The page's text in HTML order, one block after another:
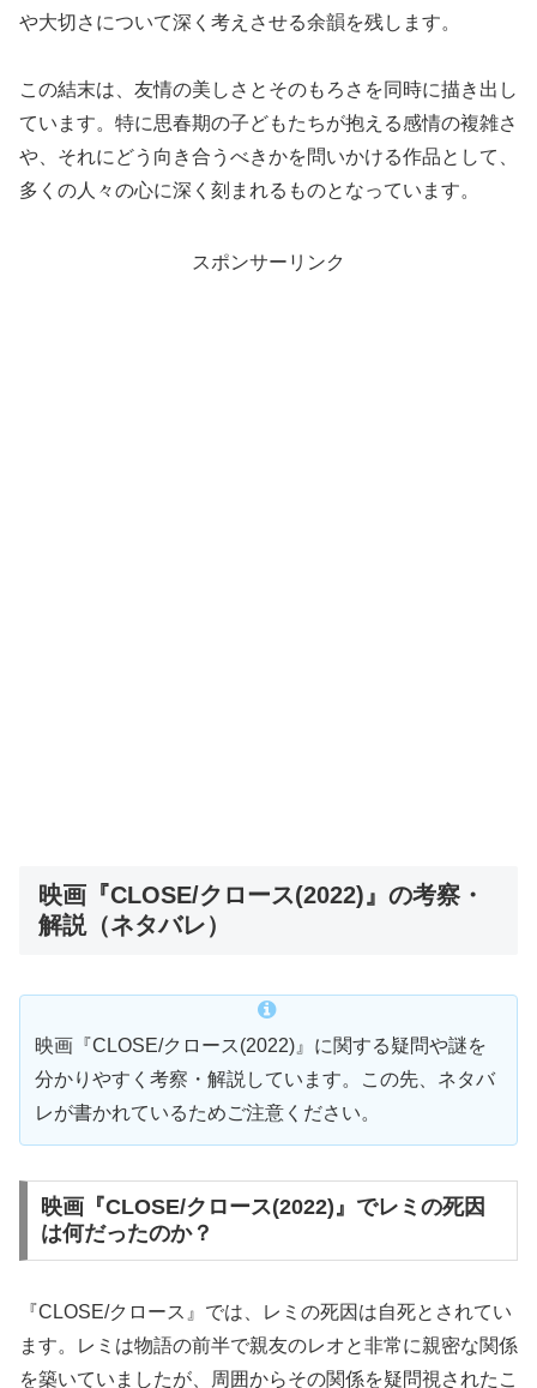
や大切さについて深く考えさせる余韻を残します。
この結末は、友情の美しさとそのもろさを同時に描き出し
ています。特に思春期の子どもたちが抱える感情の複雑さ
や、それにどう向き合うべきかを問いかける作品として、
多くの人々の心に深く刻まれるものとなっています。
スポンサーリンク
映画『CLOSE/クロース(2022)』の考察・
解説（ネタバレ）
映画『CLOSE/クロース(2022)』に関する疑問や謎を
分かりやすく考察・解説しています。この先、ネタバ
レが書かれているためご注意ください。
映画『CLOSE/クロース(2022)』でレミの死因
は何だったのか？
『CLOSE/クロース』では、レミの死因は自死とされてい
ます。レミは物語の前半で親友のレオと非常に親密な関係
を築いていましたが、周囲からその関係を疑問視されたこ